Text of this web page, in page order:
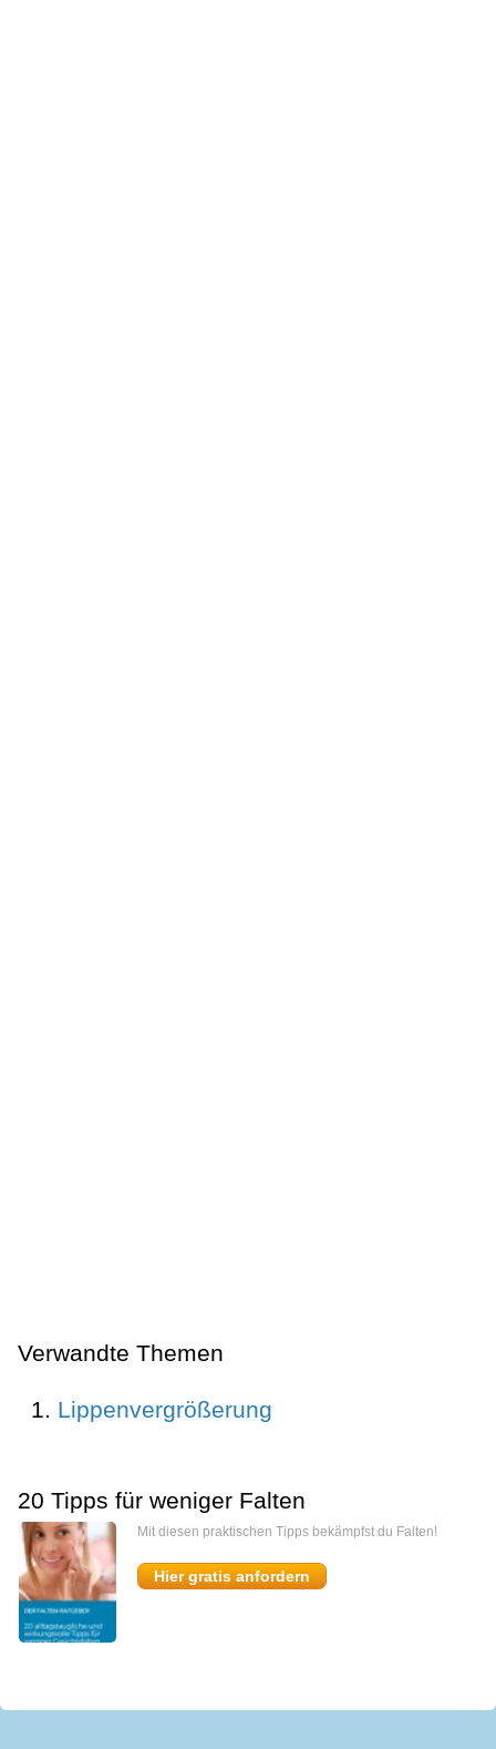
Verwandte Themen
Lippenvergrößerung
20 Tipps für weniger Falten
Mit diesen praktischen Tipps bekämpfst du Falten!
Hier gratis anfordern